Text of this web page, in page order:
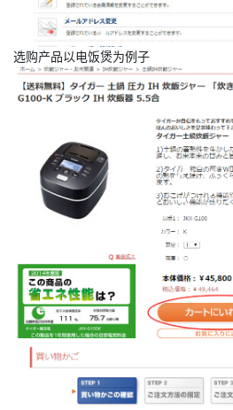
选购产品以电饭煲为例子